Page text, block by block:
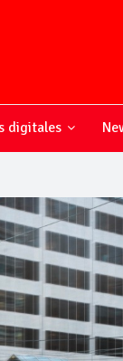
digitales